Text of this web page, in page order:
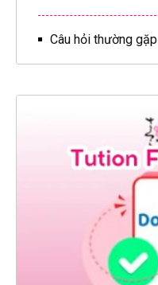
Câu hỏi thường gặp